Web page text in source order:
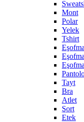
Mont
Polar
Yelek
Tshirt
Tayt
Bra
Atlet
Şort
Etek